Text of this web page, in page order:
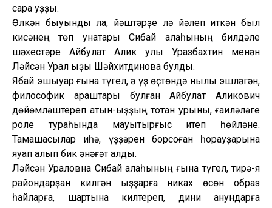
сара уҙҙы.
Өлкән быуынды ла, йәштәрҙе лә йәлеп иткән был
кисәнең төп ҡунаҡтары Сибай ҡалаһының билдәле
шәхестәре Айбулат Алик улы Уразбахтин менән
Ләйсән Урал ҡыҙы Шәйхитдинова булды.
Ябай эшҡыуар ғына түгел, ә үҙ өҫтөндә ныҡлы эшләгән,
философик ҡараштары булған Айбулат Аликович
дөйөмләштереп ҡатын-ҡыҙҙың тотҡан урыны, ғаиләләге
роле тураһында мауыҡтырғыс итеп һөйләне.
Тамашасылар иһә, үҙҙәрен борсоған һорауҙарына
яуап алып бик ҡәнәғәт ҡалды.
Ләйсән Ураловна Сибай ҡалаһының ғына түгел, тирә-яҡ
райондарҙан килгән ҡыҙҙарға никах өсөн образ
һайларға, шартына килтереп, дини ҡанундарға